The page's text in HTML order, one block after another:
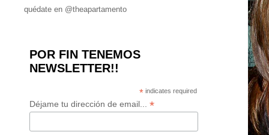
quédate en @theapartamento
POR FIN TENEMOS
NEWSLETTER!!
* indicates required
Déjame tu dirección de email... *